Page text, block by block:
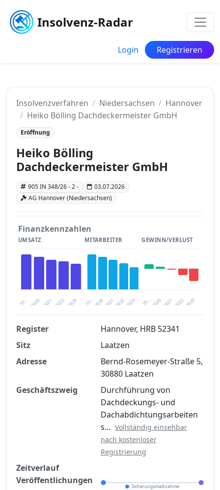
Insolvenz-Radar
Login Registrieren
Insolvenzverfahren Niedersachsen
Hannover
Heiko Bölling Dachdeckermeister GmbH
Eröffnung
Heiko Bölling
Dachdeckermeister GmbH
905 IN 348/26 - 2 -
03.07.2026
AG Hannover (Niedersachsen)
Finanzkennzahlen
UMSATZ
20… 2021 2023
2020 2022
MITARBEITER
20… 2021 2023
2020 2022
GEWINN/VERLUST
20… 2021 2023
2020 2022
Finanzkennzahlen nach kostenloser
Registrierung verfügbar
Jetzt kostenlos registrieren
Register
Hannover, HRB 52341
Sitz
Laatzen
Adresse
Bernd-Rosemeyer-Straße 5,
30880 Laatzen
Geschäftszweig
Durchführung von
Dachdeckungs- und
Dachabdichtungsarbeiten
s… Vollständig einsehbar
nach kostenloser
Registrierung
Zeitverlauf
Veröffentlichungen
Sicherungsmaßnahme